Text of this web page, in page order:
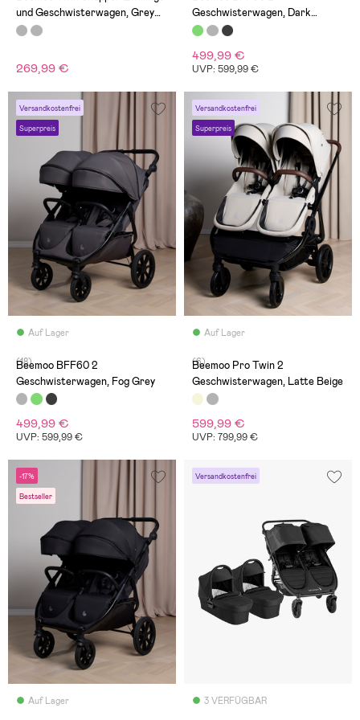
Preis dafür ist wie
geschenkt
und Geschwisterwagen, Grey
Mélange
269,99 €
Geschwisterwagen, Dark
Forest
499,99 €
UVP: 599,99 €
Versandkostenfrei
Superpreis
Auf Lager
(18)
Beemoo BFF60 2
Geschwisterwagen, Fog Grey
499,99 €
UVP: 599,99 €
Versandkostenfrei
Superpreis
Auf Lager
(6)
Beemoo Pro Twin 2
Geschwisterwagen, Latte Beige
599,99 €
UVP: 799,99 €
-17%
Bestseller
Auf Lager
Versandkostenfrei
3 VERFÜGBAR